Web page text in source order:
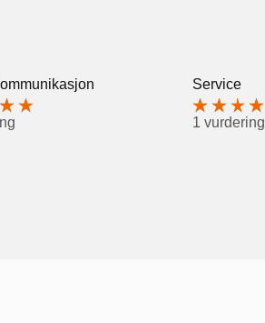
Service
1 vurdering